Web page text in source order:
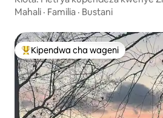
Mahali · Familia · Bustani
Kipendwa maarufu cha wageni
Kipendwa cha wageni